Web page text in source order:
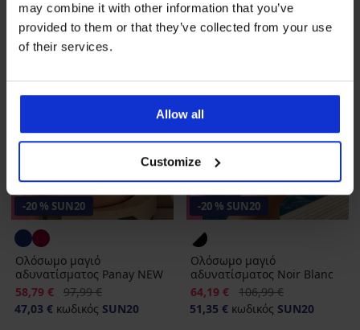
may combine it with other information that you’ve
provided to them or that they’ve collected from your use
of their services.
Allow all
Customize
-40%
-20 % SUN20
Ολόσωμο μαγιό
αδυνατίσματος Panay NEW
Έκπτωση
58,79 € Αρχική τιμή
97,99 €
47,03 € κωδικός SUN20
-40%
-20 % SUN20
Ολόσωμο μαγιό
αδυνατίσματος Noir Blanc
Έκπτωση
64,19 € Αρχική τιμή
106,99 €
51,35 € κωδικός SUN20